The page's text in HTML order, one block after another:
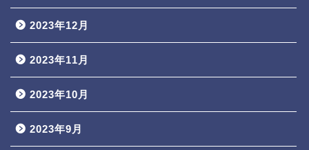
2023年12月
2023年11月
2023年10月
2023年9月